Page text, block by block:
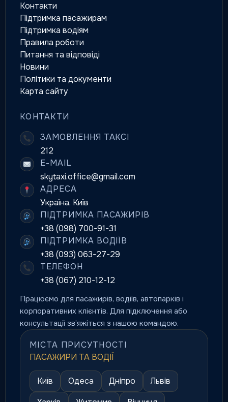
Контакти
Підтримка пасажирам
Підтримка водіям
Правила роботи
Питання та відповіді
Новини
Політики та документи
Карта сайту
КОНТАКТИ
ЗАМОВЛЕННЯ ТАКСІ
212
E-MAIL
skytaxi.office@gmail.com
АДРЕСА
Україна, Київ
ПІДТРИМКА ПАСАЖИРІВ
+38 (098) 700-91-31
ПІДТРИМКА ВОДІЇВ
+38 (093) 063-27-29
ТЕЛЕФОН
+38 (067) 210-12-12
Працюємо для пасажирів, водіїв, автопарків і
корпоративних клієнтів. Для підключення або
консультації зв’яжіться з нашою командою.
МІСТА ПРИСУТНОСТІ
ПАСАЖИРИ ТА ВОДІЇ
Київ Одеса Дніпро
Львів